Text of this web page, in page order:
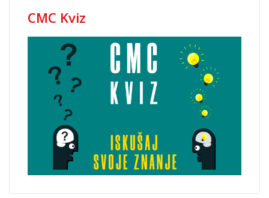
CMC Kviz